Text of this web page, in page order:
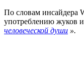
По словам инсайдера
употреблению жуков
человеческой души ».